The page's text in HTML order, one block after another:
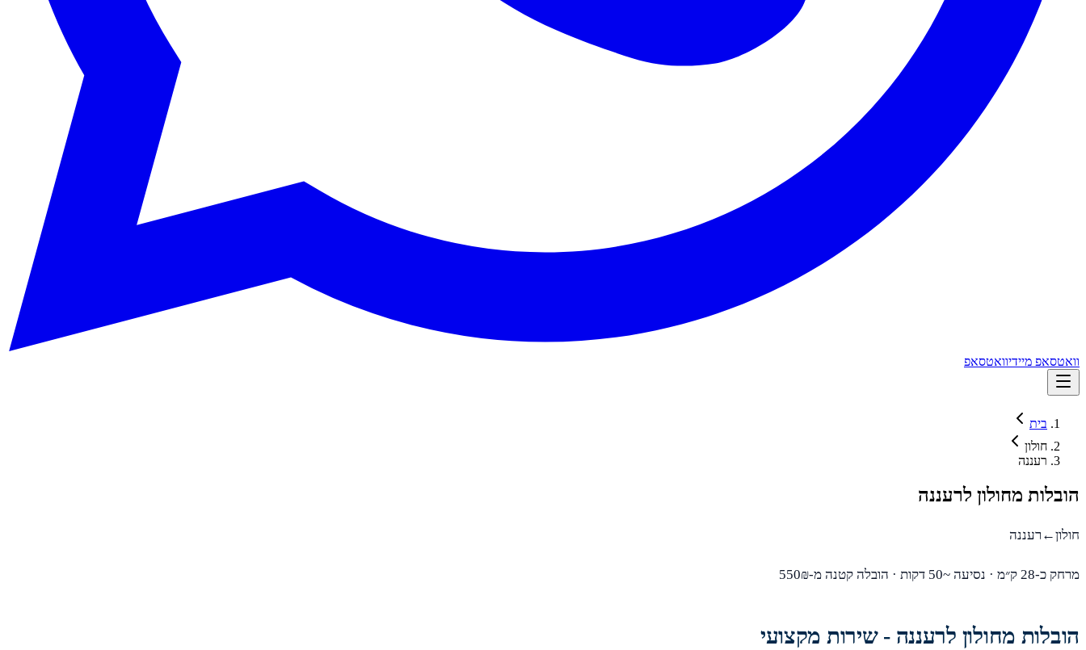
וואטסאפ מיידיוואטסאפ
בית
חולון
רעננה
הובלות מחולון לרעננה
חולון←רעננה
מרחק כ-28 ק״מ · נסיעה ~50 דקות · הובלה קטנה מ-550₪
הובלות מחולון לרעננה - שירות מקצועי